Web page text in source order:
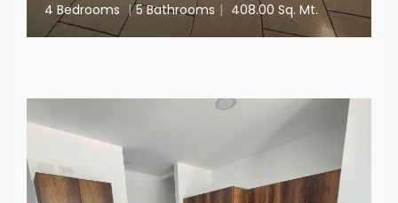
4 Bedrooms | 5 Bathrooms | 408.00 Sq. Mt.